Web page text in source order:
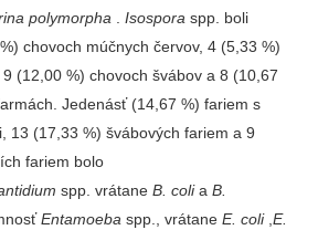
polymorpha. Isosporaspp. boli
chovoch múčnych červov, 4 (5,33 %)
(12,00 %) chovoch švábov a 8 (10,67
Jedenásť (14,67 %) fariem s
13 (17,33 %) švábových fariem a 9
fariem bolo
spp. vrátane B. colia B.
Entamoebaspp., vrátane E. coli,E.